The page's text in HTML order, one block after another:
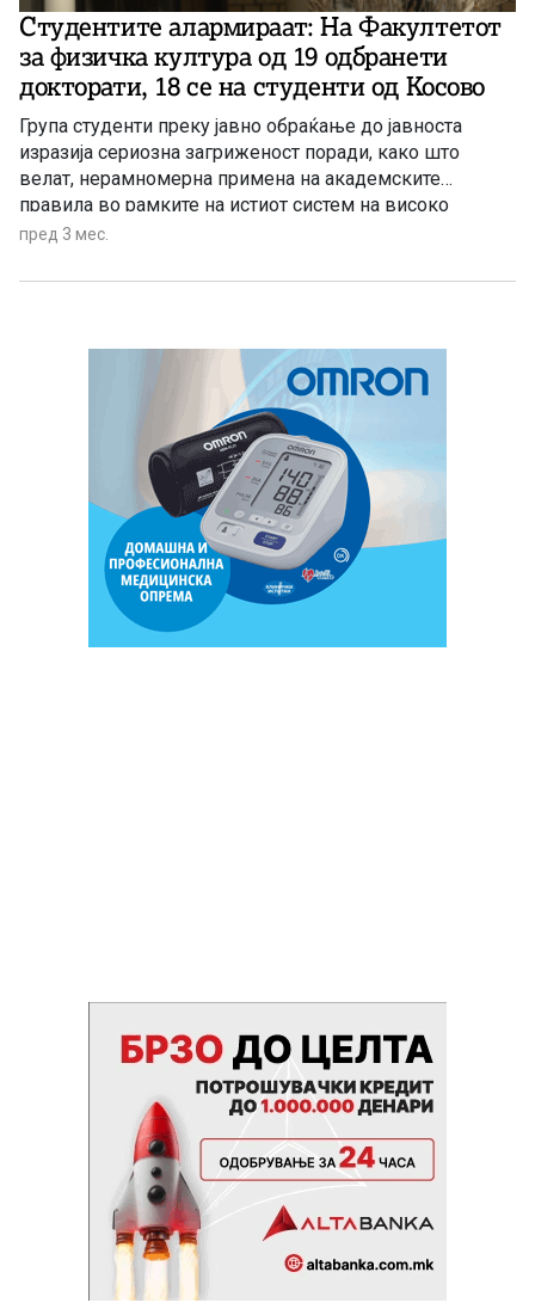
Студентите алармираат: На Факултетот
за физичка култура од 19 одбранети
докторати, 18 се на студенти од Косово
Група студенти преку јавно обраќање до јавноста
изразија сериозна загриженост поради, како што
велат, нерамномерна примена на академските
правила во рамките на истиот систем на високо
образование.
пред 3 мес.